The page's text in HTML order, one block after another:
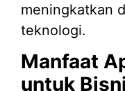
meningkatkan
teknologi.
Manfaat
untuk